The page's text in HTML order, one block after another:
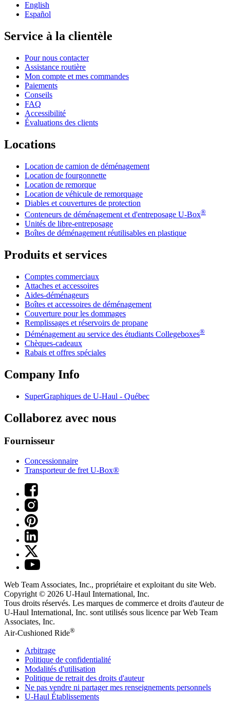
English
Español
Service à la clientèle
Pour nous contacter
Assistance routière
Mon compte et mes commandes
Paiements
Conseils
FAQ
Accessibilité
Évaluations des clients
Locations
Location de camion de déménagement
Location de fourgonnette
Location de remorque
Location de véhicule de remorquage
Diables et couvertures de protection
Conteneurs de déménagement et d'entreposage U-Box®
Unités de libre-entreposage
Boîtes de déménagement réutilisables en plastique
Produits et services
Comptes commerciaux
Attaches et accessoires
Aides-déménageurs
Boîtes et accessoires de déménagement
Couverture pour les dommages
Remplissages et réservoirs de propane
Déménagement au service des étudiants Collegeboxes®
Chèques-cadeaux
Rabais et offres spéciales
Company Info
SuperGraphiques de U-Haul - Québec
Collaborez avec nous
Fournisseur
Concessionnaire
Transporteur de fret U-Box®
Web Team Associates, Inc., propriétaire et exploitant du site Web.
Copyright © 2026 U-Haul International, Inc.
Tous droits réservés. Les marques de commerce et droits d'auteur de
U-Haul International, Inc. sont utilisés sous licence par Web Team
Associates, Inc.
Air-Cushioned Ride®
Arbitrage
Politique de confidentialité
Modalités d'utilisation
Politique de retrait des droits d'auteur
Ne pas vendre ni partager mes renseignements personnels
U-Haul Établissements